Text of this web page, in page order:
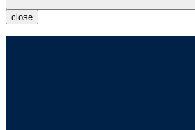
close